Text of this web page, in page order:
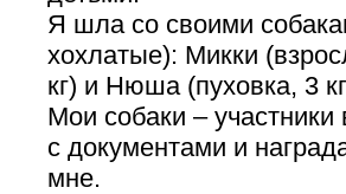
Я шла со своими
хохлатые): Микки
кг) и Нюша (пуховка, 3
Мои собаки –
с документами и
мне.